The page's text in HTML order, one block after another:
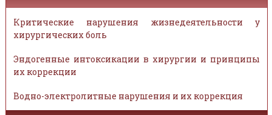
Критические нарушения жизнедеятельности у
хирургических боль
Эндогенные интоксикации в хирургии и принципы
их коррекции
Водно-электролитные нарушения и их коррекция